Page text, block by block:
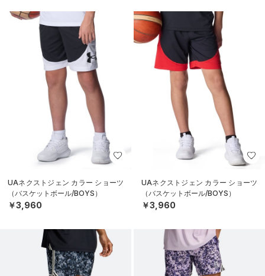
UAネクストジェン カラー ショーツ
（バスケットボール/BOYS）
￥3,960
UAネクストジェン カラー ショーツ
（バスケットボール/BOYS）
￥3,960